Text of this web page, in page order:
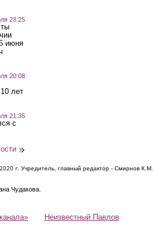
23:25
июня
20:08
лет
21:35
с
г. Учредитель, главный редактор - Смирнов К.М.
Чудакова.
Неизвестный Павлов